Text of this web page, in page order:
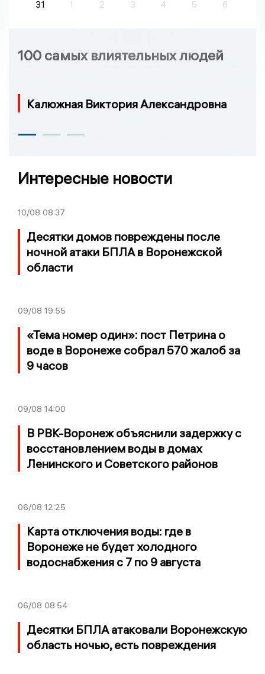
31
1 2 3 4 5 6
100 самых влиятельных людей
Калюжная Виктория Александровна
Интересные новости
10/08 08:37
Десятки домов повреждены после
ночной атаки БПЛА в Воронежской
области
09/08 19:55
«Тема номер один»: пост Петрина о
воде в Воронеже собрал 570 жалоб за
9 часов
09/08 14:00
В РВК-Воронеж объяснили задержку с
восстановлением воды в домах
Ленинского и Советского районов
06/08 12:25
Карта отключения воды: где в
Воронеже не будет холодного
водоснабжения с 7 по 9 августа
06/08 08:54
Десятки БПЛА атаковали Воронежскую
область ночью, есть повреждения